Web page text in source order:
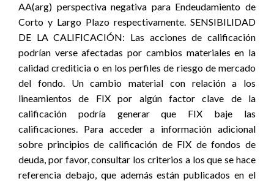
AA(arg) perspectiva negativa para Endeudamiento de
Corto y Largo Plazo respectivamente. SENSIBILIDAD
DE LA CALIFICACIÓN: Las acciones de calificación
podrían verse afectadas por cambios materiales en la
calidad crediticia o en los perfiles de riesgo de mercado
del fondo. Un cambio material con relación a los
lineamientos de FIX por algún factor clave de la
calificación podría generar que FIX baje las
calificaciones. Para acceder a información adicional
sobre principios de calificación de FIX de fondos de
deuda, por favor, consultar los criterios a los que se hace
referencia debajo, que además están publicados en el